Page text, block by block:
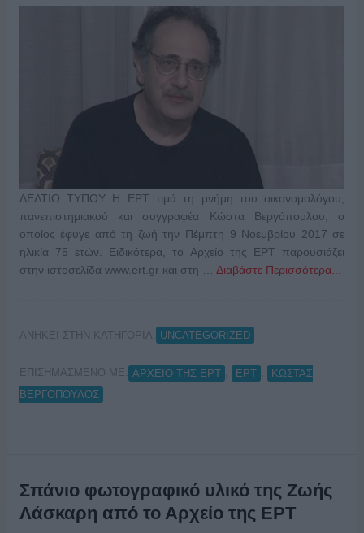
ΔΕΛΤΙΟ ΤΥΠΟΥ H ΕΡΤ τιμά τη μνήμη του οικονομολόγου,
πανεπιστημιακού και συγγραφέα Κώστα Βεργόπουλου, ο
οποίος έφυγε από τη ζωή την Πέμπτη 9 Νοεμβρίου 2017 σε
ηλικία 75 ετών. Ειδικότερα, το Αρχείο της ΕΡΤ παρουσιάζει
στην ιστοσελίδα www.ert.gr και στη … Διαβάστε Περισσότερα...
ΑΝΗΚΕΙ ΣΤΗΝ ΚΑΤΗΓΟΡΙΑ: UNCATEGORIZED
ΕΠΙΣΗΜΑΣΜΕΝΟ ΜΕ: ΑΡΧΕΙΟ ΤΗΣ ΕΡΤ ΕΡΤ
ΚΩΣΤΑΣ
ΒΕΡΓΟΠΟΥΛΟΣ
Σπάνιο φωτογραφικό υλικό της Ζωής
Λάσκαρη από το Αρχείο της ΕΡΤ